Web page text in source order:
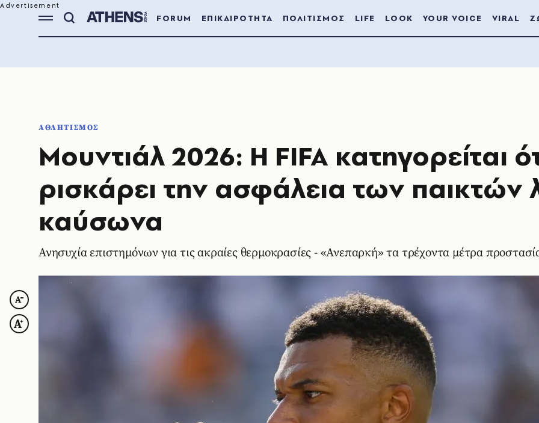
FORUM ΕΠΙΚΑΙΡΟΤΗΤΑ ΠΟΛΙΤΙΣΜΟΣ LIFE LOOK YOUR VOICE VIRAL
ΑΘΛΗΤΙΣΜΟΣ
Μουντιάλ 2026: Η FIFA κατηγορείται
ρισκάρει την ασφάλεια των παικτών
καύσωνα
Ανησυχία επιστημόνων για τις ακραίες θερμοκρασίες - «Ανεπαρκή» τα τρέχοντα μέτρα